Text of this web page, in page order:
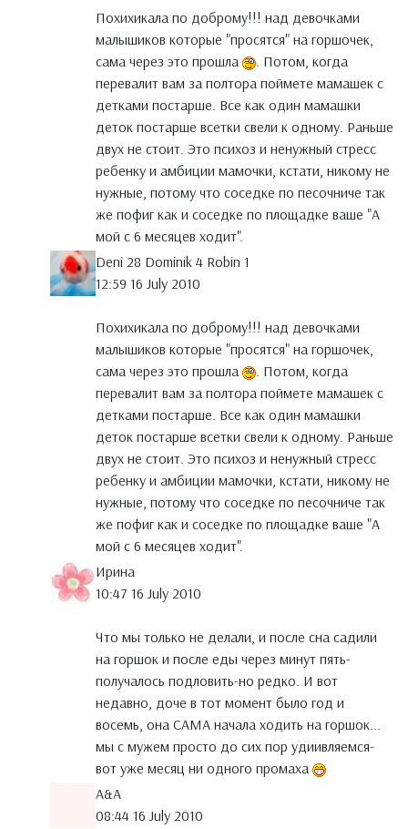
Похихикала по доброму!!! над девочками
малышиков которые "просятся" на горшочек,
сама через это прошла
. Потом, когда
перевалит вам за полтора поймете мамашек с
детками постарше. Все как один мамашки
деток постарше всетки свели к одному. Раньше
двух не стоит. Это психоз и ненужный стресс
ребенку и амбиции мамочки, кстати, никому не
нужные, потому что соседке по песочниче так
же пофиг как и соседке по площадке ваше "А
мой с 6 месяцев ходит".
Deni 28 Dominik 4 Robin 1
12:59 16 July 2010
Похихикала по доброму!!! над девочками
малышиков которые "просятся" на горшочек,
сама через это прошла
. Потом, когда
перевалит вам за полтора поймете мамашек с
детками постарше. Все как один мамашки
деток постарше всетки свели к одному. Раньше
двух не стоит. Это психоз и ненужный стресс
ребенку и амбиции мамочки, кстати, никому не
нужные, потому что соседке по песочниче так
же пофиг как и соседке по площадке ваше "А
мой с 6 месяцев ходит".
Ирина
10:47 16 July 2010
Что мы только не делали, и после сна садили
на горшок и после еды через минут пять-
получалось подловить-но редко. И вот
недавно, доче в тот момент было год и
восемь, она САМА начала ходить на горшок...
мы с мужем просто до сих пор удиивляемся-
вот уже месяц ни одного промаха
A&A
08:44 16 July 2010